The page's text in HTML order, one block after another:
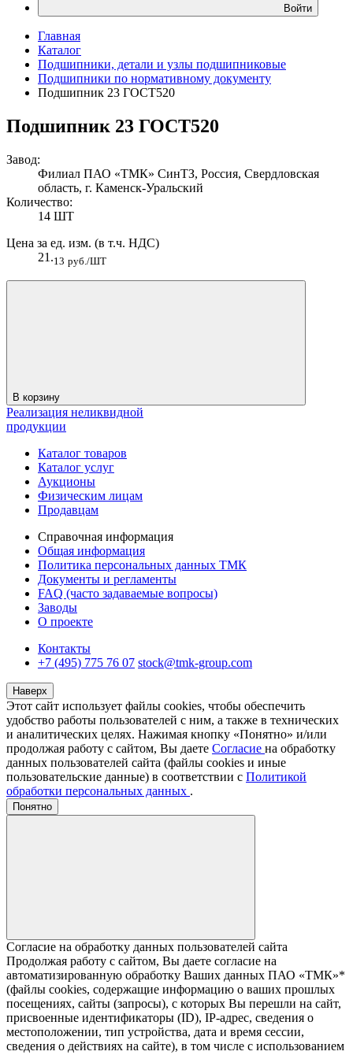
Войти
Главная
Каталог
Подшипники, детали и узлы подшипниковые
Подшипники по нормативному документу
Подшипник 23 ГОСТ520
Подшипник 23 ГОСТ520
Завод:
Филиал ПАО «ТМК» СинТЗ, Россия, Свердловская
область, г. Каменск-Уральский
Количество:
14 ШТ
Цена за ед. изм. (в т.ч. НДС)
21.13 руб./ШТ
В корзину
Реализация неликвидной
продукции
Каталог товаров
Каталог услуг
Аукционы
Физическим лицам
Продавцам
Справочная информация
Общая информация
Политика персональных данных ТМК
Документы и регламенты
FAQ (часто задаваемые вопросы)
Заводы
О проекте
Контакты
+7 (495) 775 76 07 stock@tmk-group.com
Наверх
Этот сайт использует файлы cookies, чтобы обеспечить
удобство работы пользователей с ним, а также в технических
и аналитических целях. Нажимая кнопку «Понятно» и/или
продолжая работу с сайтом, Вы даете Согласие на обработку
данных пользователей сайта (файлы cookies и иные
пользовательские данные) в соответствии с Политикой
обработки персональных данных .
Понятно
Согласие на обработку данных пользователей сайта
Продолжая работу с сайтом, Вы даете согласие на
автоматизированную обработку Ваших данных ПАО «ТМК»*
(файлы cookies, содержащие информацию о ваших прошлых
посещениях, сайты (запросы), с которых Вы перешли на сайт,
присвоенные идентификаторы (ID), IP-адрес, сведения о
местоположении, тип устройства, дата и время сессии,
сведения о действиях на сайте), в том числе с использованием